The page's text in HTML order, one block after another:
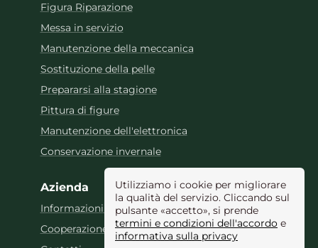
Utilizziamo i cookie per migliorare
la qualità del servizio. Cliccando sul
pulsante «accetto», si prende
termini e condizioni dell'accordo e
informativa sulla privacy
Figura Riparazione
Messa in servizio
Manutenzione della meccanica
Sostituzione della pelle
Prepararsi alla stagione
Pittura di figure
Manutenzione dell'elettronica
Conservazione invernale
Azienda
Informazioni sull'azienda
Cooperazione